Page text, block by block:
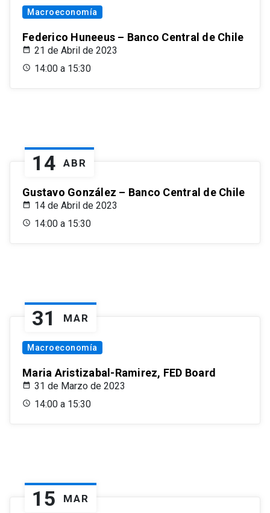
Macroeconomía
Federico Huneeus – Banco Central de Chile
21 de Abril de 2023
14:00 a 15:30
14 ABR
Gustavo González – Banco Central de Chile
14 de Abril de 2023
14:00 a 15:30
31 MAR
Macroeconomía
Maria Aristizabal-Ramirez, FED Board
31 de Marzo de 2023
14:00 a 15:30
15 MAR